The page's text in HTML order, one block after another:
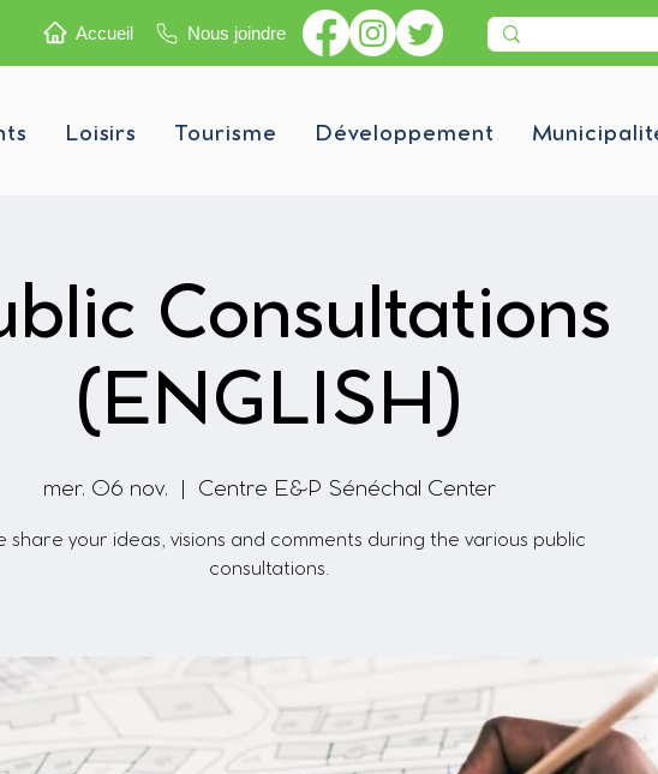
Accueil Nous joindre
Loisirs Tourisme Développement
Consultations
(ENGLISH)
mer. 06 nov. Centre E&P Sénéchal Center
share your ideas, visions and comments during the various public
consultations.